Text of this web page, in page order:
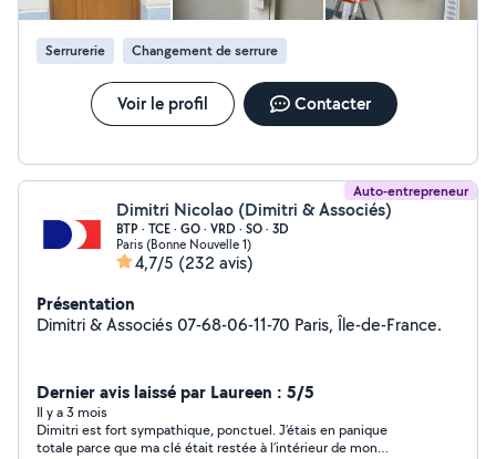
Serrurerie Changement de serrure
Voir le profil Contacter
Auto-entrepreneur
Dimitri Nicolao (Dimitri & Associés)
BTP · TCE · GO · VRD · SO · 3D
Paris (Bonne Nouvelle 1)
4,7/5 (232 avis)
Présentation
Dimitri & Associés 07-68-06-11-70 Paris, Île-de-France.
Dernier avis laissé par Laureen : 5/5
Il y a 3 mois
Dimitri est fort sympathique, ponctuel. J’étais en panique
totale parce que ma clé était restée à l’intérieur de mon